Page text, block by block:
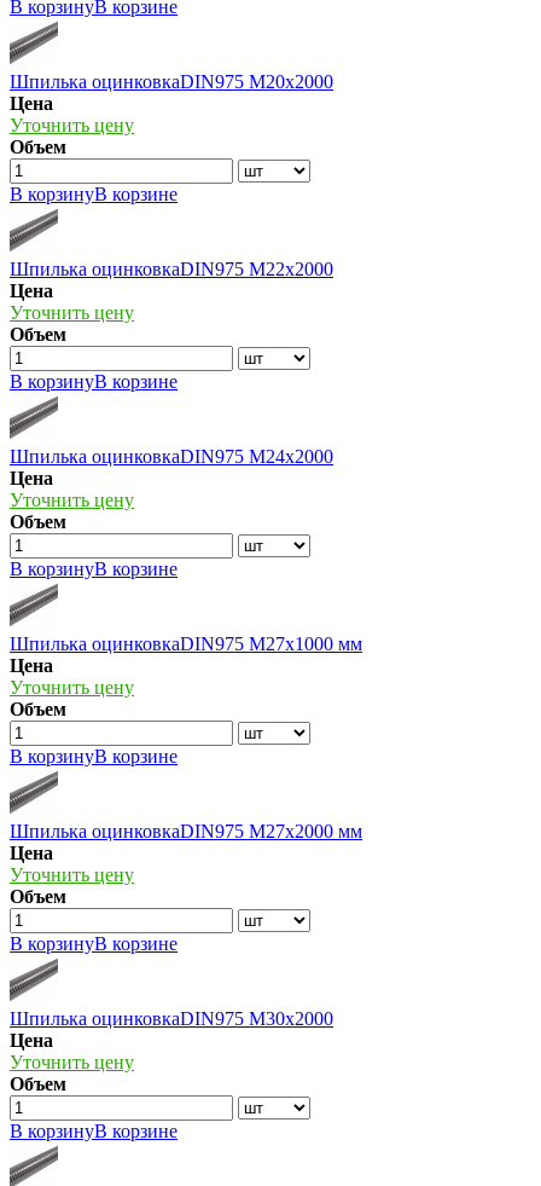
В корзинуВ корзине
Шпилька оцинковкаDIN975 М20х2000
Цена
Уточнить цену
Объем
В корзинуВ корзине
Шпилька оцинковкаDIN975 М22х2000
Цена
Уточнить цену
Объем
В корзинуВ корзине
Шпилька оцинковкаDIN975 М24х2000
Цена
Уточнить цену
Объем
В корзинуВ корзине
Шпилька оцинковкаDIN975 М27х1000 мм
Цена
Уточнить цену
Объем
В корзинуВ корзине
Шпилька оцинковкаDIN975 М27х2000 мм
Цена
Уточнить цену
Объем
В корзинуВ корзине
Шпилька оцинковкаDIN975 М30х2000
Цена
Уточнить цену
Объем
В корзинуВ корзине